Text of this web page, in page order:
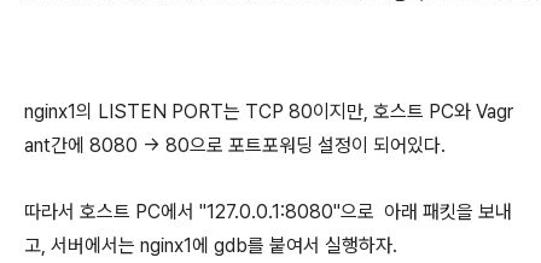
nginx1의 LISTEN PORT는 TCP 80이지만, 호스트 PC와 Vagr
ant간에 8080 -> 80으로 포트포워딩 설정이 되어있다.
따라서 호스트 PC에서 "127.0.0.1:8080"으로 아래 패킷을 보내
고, 서버에서는 nginx1에 gdb를 붙여서 실행하자.